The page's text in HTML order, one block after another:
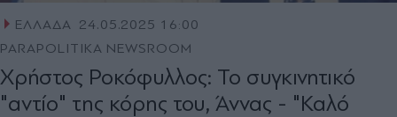
ΕΛΛΑΔΑ 24.05.2025 16:00
PARAPOLITIKA NEWSROOM
Χρήστος Ροκόφυλλος: Το συγκινητικό
"αντίο" της κόρης του, Άννας - "Καλό